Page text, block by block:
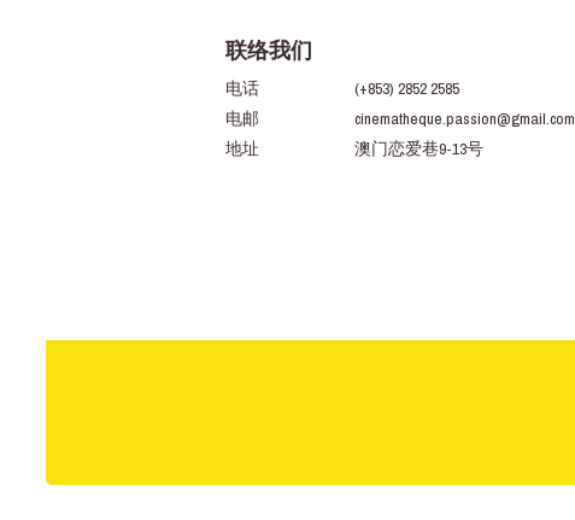
联络我们
电话
(+853) 2852 2585
电邮
cinematheque.passion@gmail.com
地址
澳门恋爱巷9-13号